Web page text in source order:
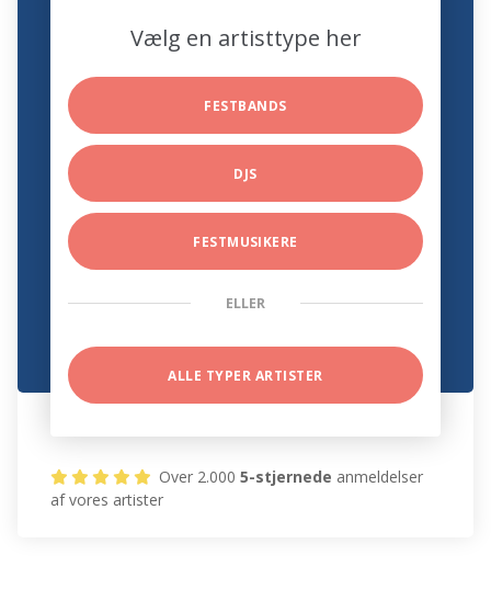
Vælg en artisttype her
FESTBANDS
DJS
FESTMUSIKERE
ELLER
ALLE TYPER ARTISTER
Over 2.0005-stjernede anmeldelser
af vores artister